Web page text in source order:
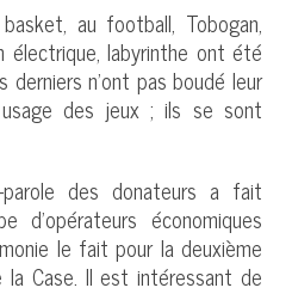
au football, Tobogan,
électrique, labyrinthe ont été
derniers n’ont pas boudé leur
des jeux ; ils se sont
des donateurs a fait
d’opérateurs économiques
le fait pour la deuxième
Case. Il est intéressant de